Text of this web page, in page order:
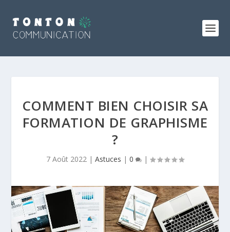
COMMENT BIEN CHOISIR SA
FORMATION DE GRAPHISME
?
7 Août 2022 | Astuces | 0 |